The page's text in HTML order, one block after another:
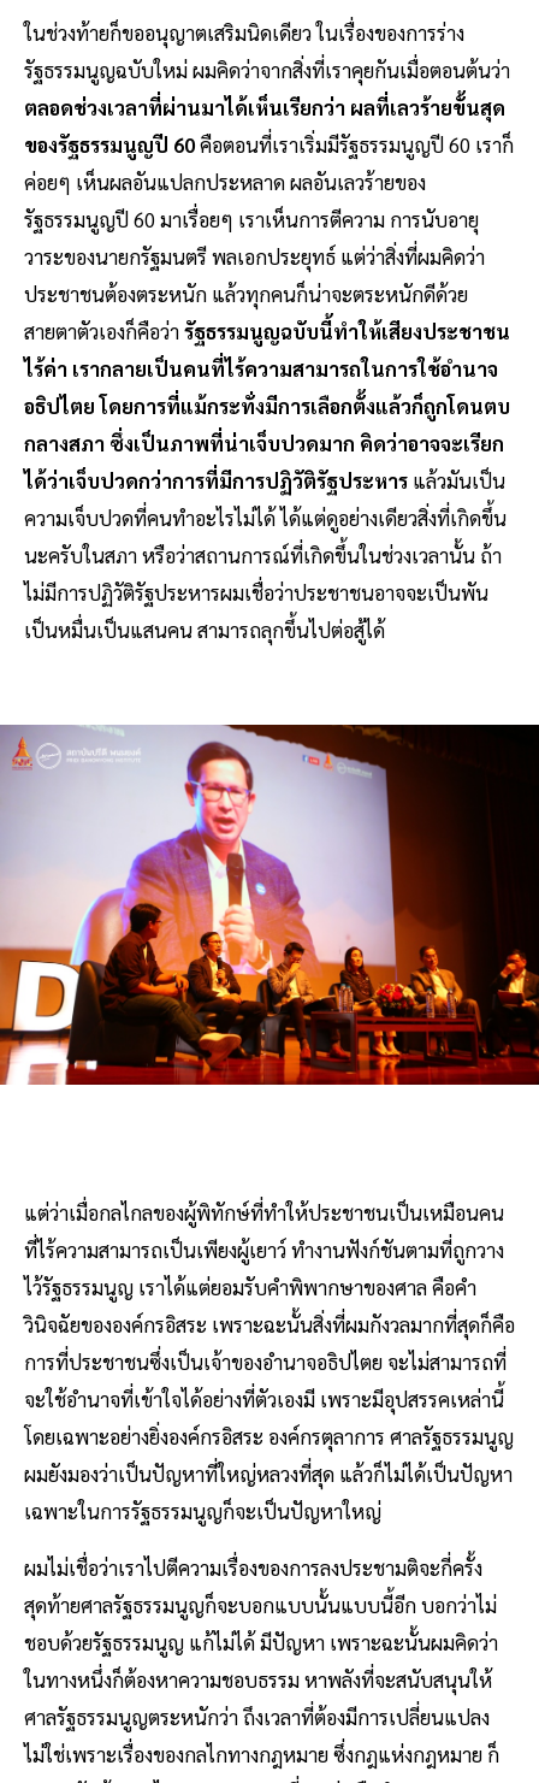
ในช่วงท้ายก็ขออนุญาตเสริมนิดเดียว ในเรื่องของการร่าง
รัฐธรรมนูญฉบับใหม่ ผมคิดว่าจากสิ่งที่เราคุยกันเมื่อตอนต้นว่า
ตลอดช่วงเวลาที่ผ่านมาได้เห็นเรียกว่า ผลที่เลวร้ายขั้นสุด
ของรัฐธรรมนูญปี 60คือตอนที่เราเริ่มมีรัฐธรรมนูญปี 60 เราก็
ค่อยๆ เห็นผลอันแปลกประหลาด ผลอันเลวร้ายของ
รัฐธรรมนูญปี 60 มาเรื่อยๆ เราเห็นการตีความ การนับอายุ
วาระของนายกรัฐมนตรี พลเอกประยุทธ์ แต่ว่าสิ่งที่ผมคิดว่า
ประชาชนต้องตระหนัก แล้วทุกคนก็น่าจะตระหนักดีด้วย
สายตาตัวเองก็คือว่ารัฐธรรมนูญฉบับนี้ทำให้เสียงประชาชน
ไร้ค่า เรากลายเป็นคนที่ไร้ความสามารถในการใช้อำนาจ
อธิปไตย โดยการที่แม้กระทั่งมีการเลือกตั้งแล้วก็ถูกโดนตบ
กลางสภา ซึ่งเป็นภาพที่น่าเจ็บปวดมาก คิดว่าอาจจะเรียก
ได้ว่าเจ็บปวดกว่าการที่มีการปฏิวัติรัฐประหาร แล้วมันเป็น
ความเจ็บปวดที่คนทำอะไรไม่ได้ ได้แต่ดูอย่างเดียวสิ่งที่เกิดขึ้น
นะครับในสภา หรือว่าสถานการณ์ที่เกิดขึ้นในช่วงเวลานั้น ถ้า
ไม่มีการปฏิวัติรัฐประหารผมเชื่อว่าประชาชนอาจจะเป็นพัน
เป็นหมื่นเป็นแสนคน สามารถลุกขึ้นไปต่อสู้ได้
แต่ว่าเมื่อกลไกลของผู้พิทักษ์ที่ทำให้ประชาชนเป็นเหมือนคน
ที่ไร้ความสามารถเป็นเพียงผู้เยาว์ ทำงานฟังก์ชันตามที่ถูกวาง
ไว้รัฐธรรมนูญ เราได้แต่ยอมรับคำพิพากษาของศาล คือคำ
วินิจฉัยขององค์กรอิสระ เพราะฉะนั้นสิ่งที่ผมกังวลมากที่สุดก็คือ
การที่ประชาชนซึ่งเป็นเจ้าของอำนาจอธิปไตย จะไม่สามารถที่
จะใช้อำนาจที่เข้าใจได้อย่างที่ตัวเองมี เพราะมีอุปสรรคเหล่านี้
โดยเฉพาะอย่างยิ่งองค์กรอิสระ องค์กรตุลาการ ศาลรัฐธรรมนูญ
ผมยังมองว่าเป็นปัญหาที่ใหญ่หลวงที่สุด แล้วก็ไม่ได้เป็นปัญหา
เฉพาะในการรัฐธรรมนูญก็จะเป็นปัญหาใหญ่
ผมไม่เชื่อว่าเราไปตีความเรื่องของการลงประชามติจะกี่ครั้ง
สุดท้ายศาลรัฐธรรมนูญก็จะบอกแบบนั้นแบบนี้อีก บอกว่าไม่
ชอบด้วยรัฐธรรมนูญ แก้ไม่ได้ มีปัญหา เพราะฉะนั้นผมคิดว่า
ในทางหนึ่งก็ต้องหาความชอบธรรม หาพลังที่จะสนับสนุนให้
ศาลรัฐธรรมนูญตระหนักว่า ถึงเวลาที่ต้องมีการเปลี่ยนแปลง
ไม่ใช่เพราะเรื่องของกลไกทางกฎหมาย ซึ่งกฎแห่งกฎหมาย ก็